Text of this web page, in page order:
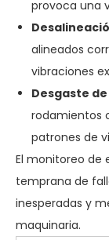
provoca una
alineados
vibraciones
Desgaste
rodamientos
patrones de
El monitoreo de
temprana de
inesperadas y
maquinaria.